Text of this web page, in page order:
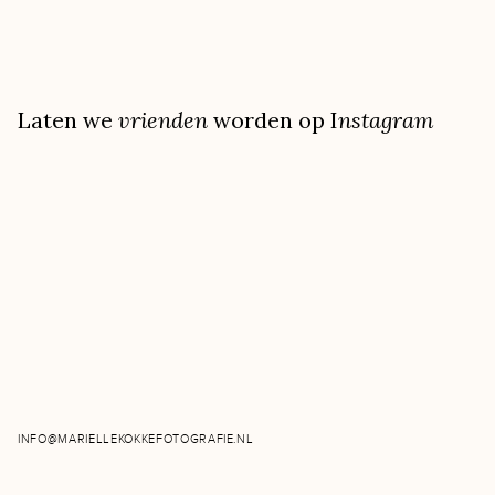
INFO@MARIELLEKOKKEFOTOGRAFIE.NL
Laten we vrienden worden op Instagram